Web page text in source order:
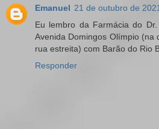
Emanuel 21 de outubro de
Eu lembro da Farmácia do
Avenida Domingos Olímpio (na
rua estreita) com Barão do Rio
Responder